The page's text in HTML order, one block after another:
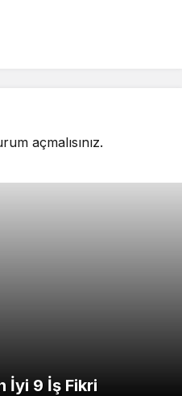
açmalısınız.
İyi 9 İş Fikri